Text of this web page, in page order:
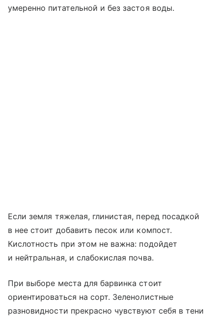
умеренно питательной и без застоя воды.
Если земля тяжелая, глинистая, перед посадкой
в нее стоит добавить песок или компост.
Кислотность при этом не важна: подойдет
и нейтральная, и слабокислая почва.
При выборе места для барвинка стоит
ориентироваться на сорт. Зеленолистные
разновидности прекрасно чувствуют себя в тени